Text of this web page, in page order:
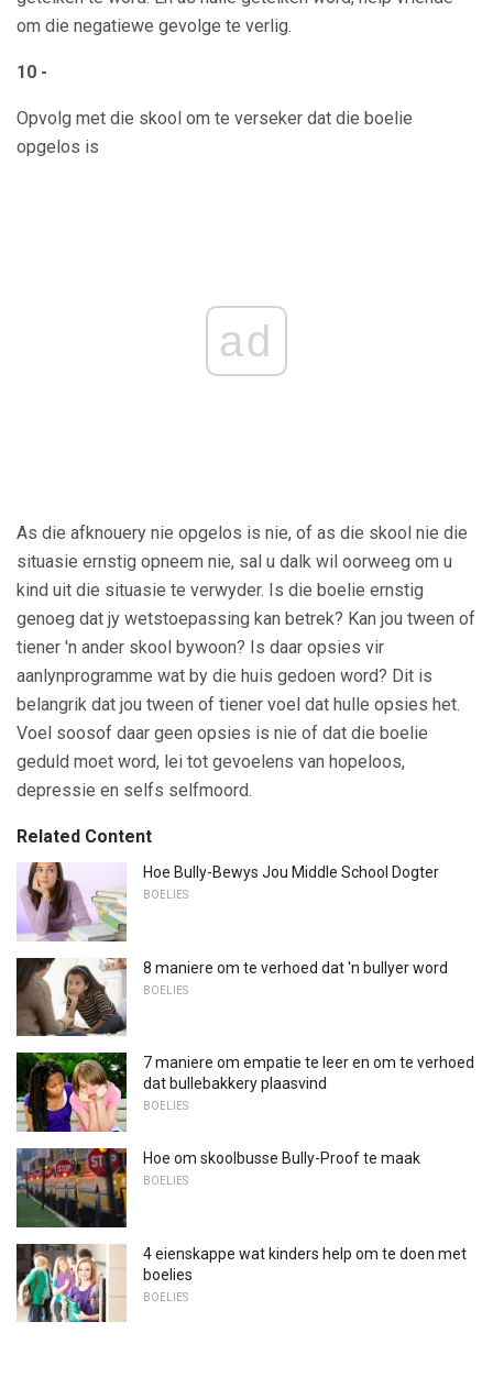
om die negatiewe gevolge te verlig.
10 -
Opvolg met die skool om te verseker dat die boelie
opgelos is
ad
As die afknouery nie opgelos is nie, of as die skool nie die
situasie ernstig opneem nie, sal u dalk wil oorweeg om u
kind uit die situasie te verwyder. Is die boelie ernstig
genoeg dat jy wetstoepassing kan betrek? Kan jou tween of
tiener 'n ander skool bywoon? Is daar opsies vir
aanlynprogramme wat by die huis gedoen word? Dit is
belangrik dat jou tween of tiener voel dat hulle opsies het.
Voel soosof daar geen opsies is nie of dat die boelie
geduld moet word, lei tot gevoelens van hopeloos,
depressie en selfs selfmoord.
Related Content
Hoe Bully-Bewys Jou Middle School Dogter
BOELIES
8 maniere om te verhoed dat 'n bullyer word
BOELIES
7 maniere om empatie te leer en om te verhoed
dat bullebakkery plaasvind
BOELIES
Hoe om skoolbusse Bully-Proof te maak
BOELIES
4 eienskappe wat kinders help om te doen met
boelies
BOELIES